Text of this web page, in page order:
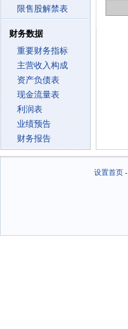
限售股解禁表
财务数据
重要财务指标
主营收入构成
资产负债表
现金流量表
利润表
业绩预告
财务报告
设置首页-